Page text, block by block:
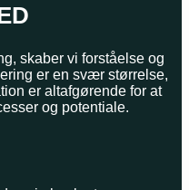
skaber vi forståelse og
er en svær størrelse,
er altafgørende for at
og potentiale.